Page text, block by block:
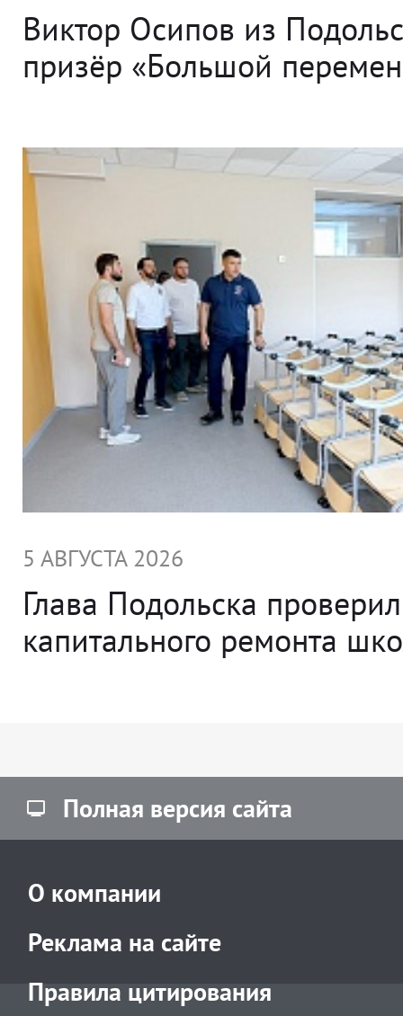
Виктор Осипов из
призёр «Большой
5 АВГУСТА 2026
Глава Подольска
капитального ремонта
Полная версия сайта
О компании
Реклама на сайте
Правила цитирования